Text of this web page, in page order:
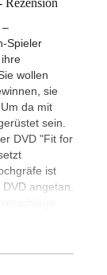
Rezension
–
Spieler
wollen
sie
da mit
sein.
DVD "Fit for
ist
angetan.